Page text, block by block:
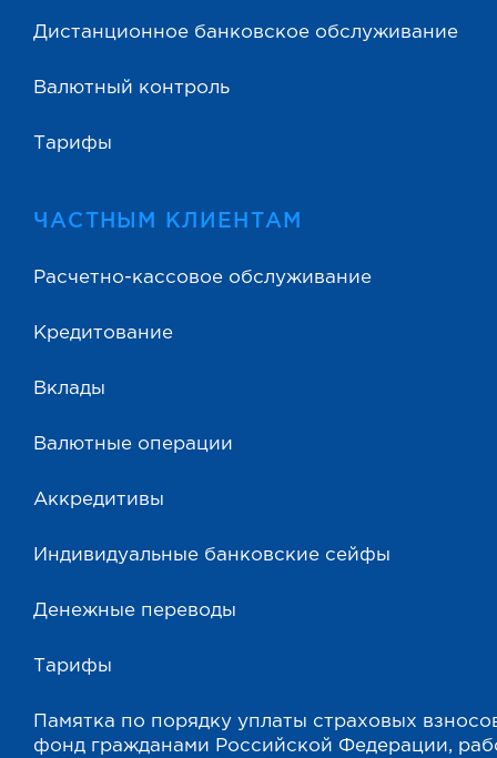
Дистанционное банковское обслуживание
Валютный контроль
Тарифы
ЧАСТНЫМ КЛИЕНТАМ
Расчетно-кассовое обслуживание
Кредитование
Вклады
Валютные операции
Аккредитивы
Индивидуальные банковские сейфы
Денежные переводы
Тарифы
Памятка по порядку уплаты страховых
фонд гражданами Российской Федерации,